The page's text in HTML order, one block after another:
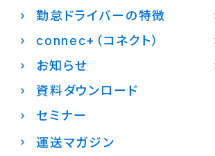
勤怠ドライバーの特徴
connec+（コネクト）
お知らせ
資料ダウンロード
セミナー
運送マガジン